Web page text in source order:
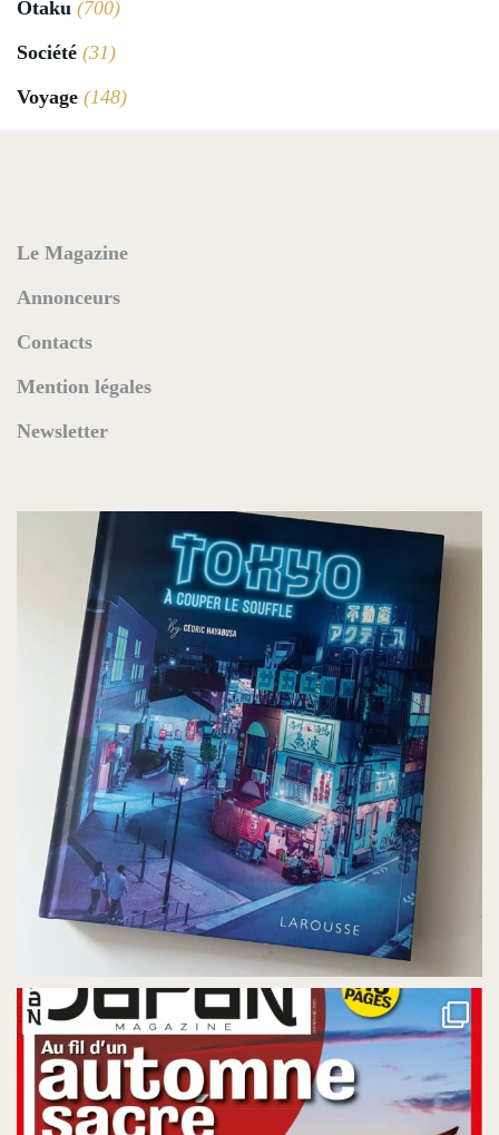
Otaku (700)
Société (31)
Voyage (148)
Le Magazine
Annonceurs
Contacts
Mention légales
Newsletter